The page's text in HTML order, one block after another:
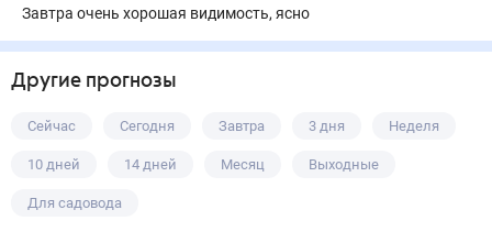
Завтра очень хорошая видимость, ясно
Другие прогнозы
Сейчас Сегодня Завтра 3 дня Неделя
10 дней 14 дней Месяц Выходные
Для садовода